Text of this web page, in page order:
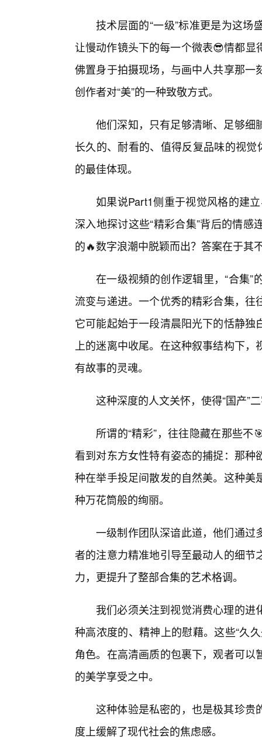
技术层面的“一级”标准更是为这
让慢动作镜头下的每一个微表😎情都
佛置身于拍摄现场，与画中人共享那
创作者对“美”的一种致敬方式。
他们深知，只有足够清晰、足够细
长久的、耐看的、值得反复品味的视
的最佳体现。
如果说Part1侧重于视觉风格的建
深入地探讨这些“精彩合集”背后的情
的🔥数字浪潮中脱颖而出？答案在于其
在一级视頻的创作逻辑里，“合集
流变与递进。一个优秀的精彩合集，
它可能起始于一段清晨阳光下的恬静
上的迷离中收尾。在这种叙事结构下
有故事的灵魂。
这种深度的人文关怀，使得“国产”
所谓的“精彩”，往往隐藏在那些
看到对东方女性特有姿态的捕捉：那
种在举手投足间散发的自然美。这种
种万花筒般的绚丽。
一级制作团队深谙此道，他们通过
者的注意力精准地引导至最动人的细
力，更提升了整部合集的艺术格调。
我们必须关注到视觉消费心理的
种高浓度的、精神上的慰藉。这些“久
角色。在高清画质的包裹下，观者可
的美学享受之中。
这种体验是私密的，也是极其珍贵
度上缓解了现代社会的焦虑感。